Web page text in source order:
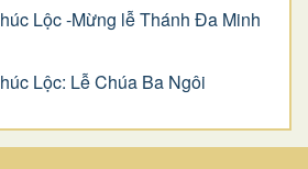
Lộc -Mừng lễ Thánh Đa Minh
Lộc: Lễ Chúa Ba Ngôi